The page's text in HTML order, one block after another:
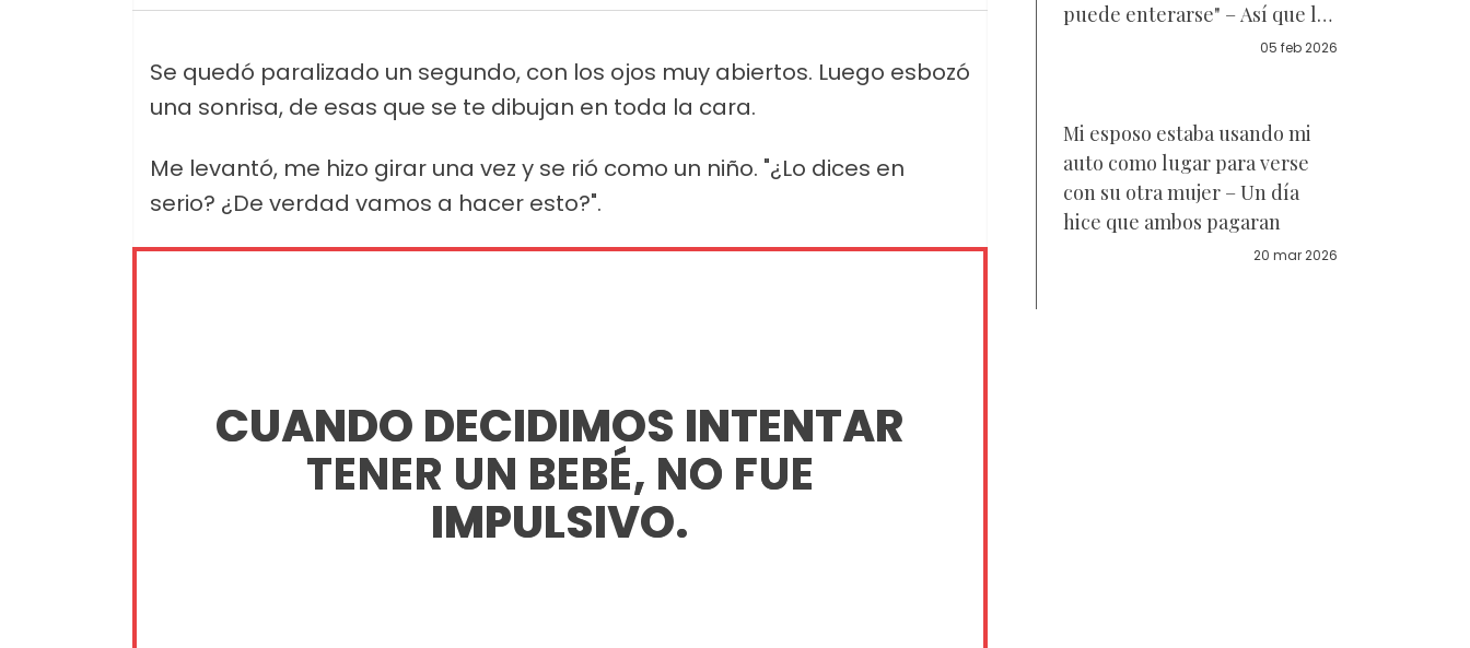
Se quedó paralizado un segundo, con los ojos muy abiertos. Luego esbozó
una sonrisa, de esas que se te dibujan en toda la cara.
Me levantó, me hizo girar una vez y se rió como un niño. "¿Lo dices en
serio? ¿De verdad vamos a hacer esto?".
CUANDO DECIDIMOS INTENTAR
TENER UN BEBÉ, NO FUE
IMPULSIVO.
puede enterarse" – Así que los
seguí a la tarde siguiente05 feb 2026
Mi esposo estaba usando mi
auto como lugar para verse
con su otra mujer – Un día
hice que ambos pagaran
20 mar 2026